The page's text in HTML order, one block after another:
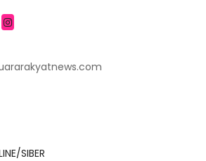
SIBER